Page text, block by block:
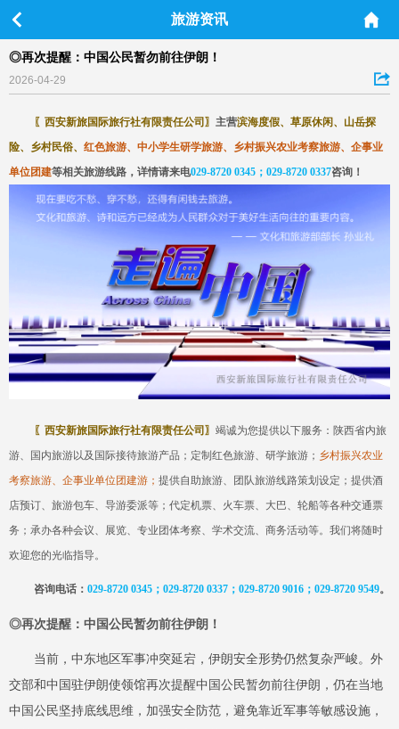
旅游资讯
◎再次提醒：中国公民暂勿前往伊朗！
2026-04-29
〖 西安新旅国际旅行社有限责任公司 〗 主营滨海度假、草原休闲、山岳探
险、乡村民俗、 红色旅游、中小学生研学旅游、乡村振兴农业考察旅游、企事业
单位团建等相关旅游线路，详情请来电029-8720 0345；029-8720 0337咨询 ！
〖 西安新旅国际旅行社有限责任公司〗 竭诚为您提供以下服务：陕西省内旅
游、国内旅游以及国际接待旅游产品 ；定制红色旅游、研学旅游； 乡村振兴农业
考察旅游、企事业单位团建游； 提供自助旅游、团队旅游线路策划设定 ； 提供酒
店预订、旅游包车、导游委派等 ；代定机票、火车票、大巴、轮船等各种交通票
务 ； 承办各种会议、展览、专业团体考察、学术交流、商务活动等。 我们将随时
欢迎您的光临指导。
咨询电话： 029-8720 0345；029-8720 0337；029-8720 9016；029-8720 9549。
◎再次提醒：中国公民暂勿前往伊朗！
当前，中东地区军事冲突延宕，伊朗安全形势仍然复杂严峻。外
交部和中国驻伊朗使领馆再次提醒中国公民暂勿前往伊朗，仍在当地
中国公民坚持底线思维，加强安全防范，避免靠近军事等敏感设施，